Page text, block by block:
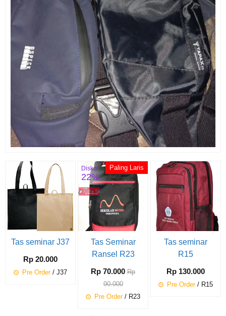
Tas seminar J37
Rp 20.000
Pre Order/ J37
Paling Laris
Diskon
22%
Tas Seminar
Ransel R23
Rp 70.000 Rp
90.000
Pre Order/ R23
Tas seminar
R15
Rp 130.000
Pre Order/ R15